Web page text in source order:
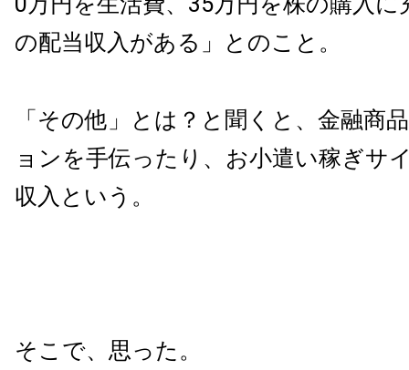
の配当収入がある」とのこと。
「その他」とは？と聞くと、金融商
ョンを手伝ったり、お小遣い稼ぎサ
収入という。
そこで、思った。